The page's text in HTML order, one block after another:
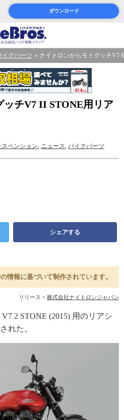
ダウンロード
イクパーツ ナイトロンからモトグッチV7
ッチV7 II STONE用リア
スペンション, ニュース, バイクパーツ
シェアする
情報に基づいて制作されています。
リリース = 株式会社ナイトロンジャパン
2 STONE (2015) 用のリアシ
れた。